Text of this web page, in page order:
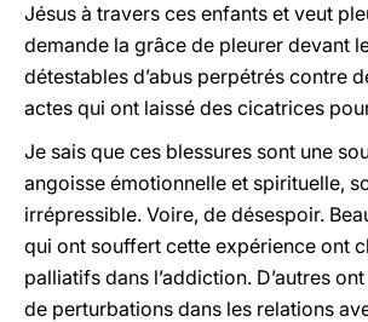
Jésus à travers ces enfants et veut
demande la grâce de pleurer devant
détestables d’abus perpétrés contre
actes qui ont laissé des cicatrices
Je sais que ces blessures sont une
angoisse émotionnelle et spirituelle,
irrépressible. Voire, de désespoir.
qui ont souffert cette expérience ont
palliatifs dans l’addiction. D’autres
de perturbations dans les relations